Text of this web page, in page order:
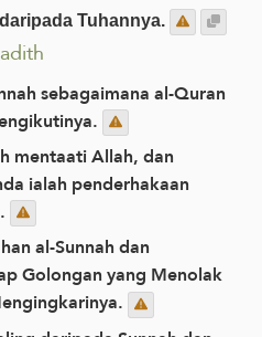
Tuhannya.
sebagaimana al-Quran
mentaati Allah, dan
ialah penderhakaan
al-Sunnah dan
Golongan yang Menolak